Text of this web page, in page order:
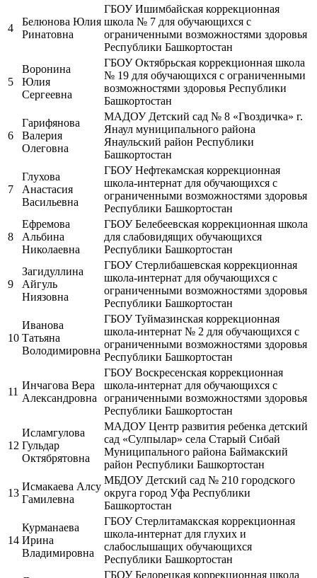
4
Белюнова Юлия
Ринатовна
ГБОУ Ишимбайская коррекционная
школа № 7 для обучающихся с
ограниченными возможностями здоровья
Республики Башкортостан
5
Воронина
Юлия
Сергеевна
ГБОУ Октябрьская коррекционная школа
№ 19 для обучающихся с ограниченными
возможностями здоровья Республики
Башкортостан
6
Гарифянова
Валерия
Олеговна
МАДОУ Детский сад № 8 «Гвоздичка» г.
Янаул муниципального района
Янаульский район Республики
Башкортостан
7
Глухова
Анастасия
Васильевна
ГБОУ Нефтекамская коррекционная
школа-интернат для обучающихся с
ограниченными возможностями здоровья
Республики Башкортостан
8
Ефремова
Альбина
Николаевна
ГБОУ Белебеевская коррекционная школа
для слабовидящих обучающихся
Республики Башкортостан
9
Загидуллина
Айгуль
Ниязовна
ГБОУ Стерлибашевская коррекционная
школа-интернат для обучающихся с
ограниченными возможностями здоровья
Республики Башкортостан
10
Иванова
Татьяна
Володимировна
ГБОУ Туймазинская коррекционная
школа-интернат № 2 для обучающихся с
ограниченными возможностями здоровья
Республики Башкортостан
11
Инчагова Вера
Александровна
ГБОУ Воскресенская коррекционная
школа-интернат для обучающихся с
ограниченными возможностями здоровья
Республики Башкортостан
12
Исламгулова
Гульдар
Октябрятовна
МАДОУ Центр развития ребенка детский
сад «Сулпылар» села Старый Сибай
Муниципального района Баймакский
район Республики Башкортостан
13
Исмакаева Алсу
Гамилевна
МБДОУ Детский сад № 210 городского
округа город Уфа Республики
Башкортостан
14
Курманаева
Ирина
Владимировна
ГБОУ Стерлитамакская коррекционная
школа-интернат для глухих и
слабослышащих обучающихся
Республики Башкортостан
ГБОУ Белорецкая коррекционная школа